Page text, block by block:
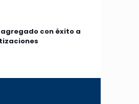
con éxito a